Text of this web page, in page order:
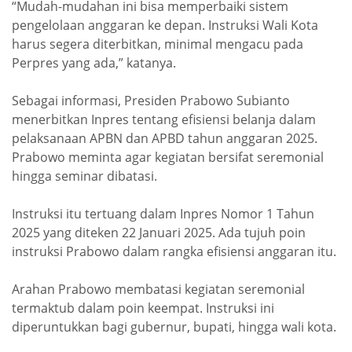
“Mudah-mudahan ini bisa memperbaiki sistem
pengelolaan anggaran ke depan. Instruksi Wali Kota
harus segera diterbitkan, minimal mengacu pada
Perpres yang ada,” katanya.
Sebagai informasi, Presiden Prabowo Subianto
menerbitkan Inpres tentang efisiensi belanja dalam
pelaksanaan APBN dan APBD tahun anggaran 2025.
Prabowo meminta agar kegiatan bersifat seremonial
hingga seminar dibatasi.
Instruksi itu tertuang dalam Inpres Nomor 1 Tahun
2025 yang diteken 22 Januari 2025. Ada tujuh poin
instruksi Prabowo dalam rangka efisiensi anggaran itu.
Arahan Prabowo membatasi kegiatan seremonial
termaktub dalam poin keempat. Instruksi ini
diperuntukkan bagi gubernur, bupati, hingga wali kota.